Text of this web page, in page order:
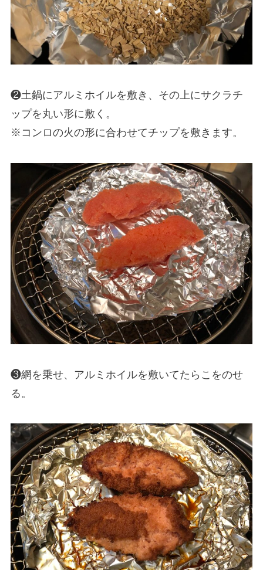
❷土鍋にアルミホイルを敷き、その上にサクラチ
ップを丸い形に敷く。
※コンロの火の形に合わせてチップを敷きます。
❸網を乗せ、アルミホイルを敷いてたらこをのせ
る。